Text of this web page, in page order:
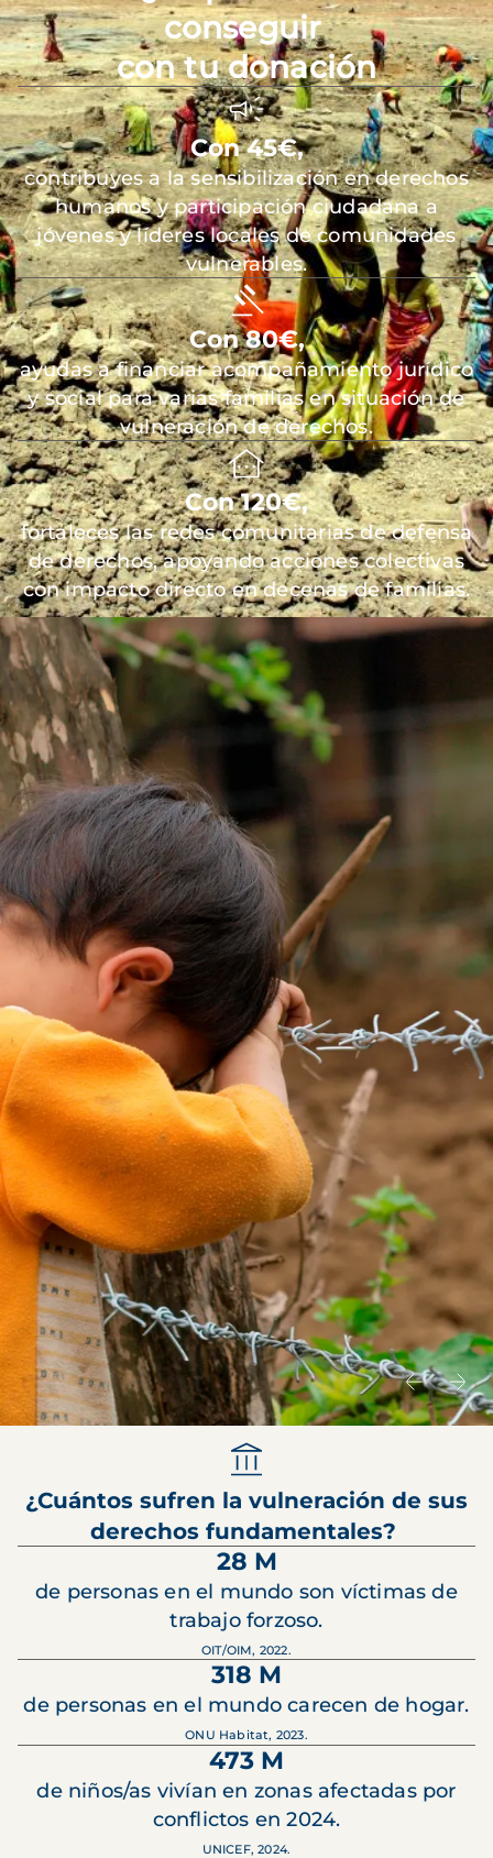
conseguir
con tu donación
Con 45€,
contribuyes a la sensibilización en derechos
humanos y participación ciudadana a
jóvenes y líderes locales de comunidades
vulnerables.
Con 80€,
ayudas a financiar acompañamiento jurídico
y social para varias familias en situación de
vulneración de derechos.
Con 120€,
fortaleces las redes comunitarias de defensa
de derechos, apoyando acciones colectivas
con impacto directo en decenas de familias.
¿Cuántos sufren la vulneración de sus
derechos fundamentales?
28 M
de personas en el mundo son víctimas de
trabajo forzoso.
OIT/OIM, 2022.
318 M
de personas en el mundo carecen de hogar.
ONU Habitat, 2023.
473 M
de niños/as vivían en zonas afectadas por
conflictos en 2024.
UNICEF, 2024.